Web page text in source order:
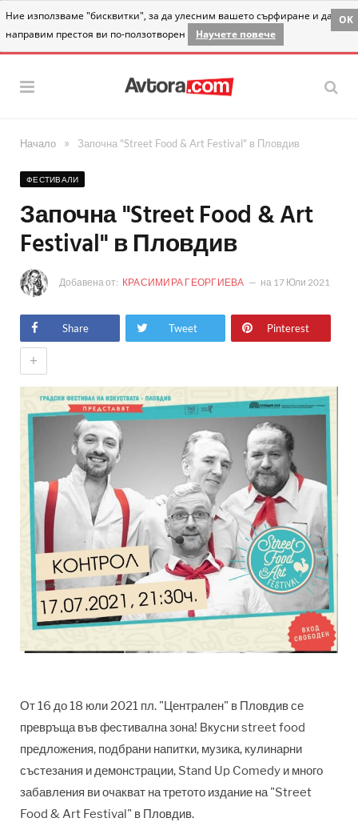
Ние използваме "бисквитки", за да улесним вашето сърфиране и да
направим престоя ви по-ползотворен
Научете повече
OK
Начало » Започна "Street Food & Art Festival" в Пловдив
ФЕСТИВАЛИ
Започна "Street Food & Art
Festival" в Пловдив
Добавена от: КРАСИМИРА ГЕОРГИЕВА на 17 Юли 2021
Share Tweet Pinterest
+
От 16 до 18 юли 2021 пл. "Централен" в Пловдив се
превръща във фестивална зона! Вкусни street food
предложения, подбрани напитки, музика, кулинарни
състезания и демонстрации, Stand Up Comedy и много
забавления ви очакват на третото издание на "Street
Food & Art Festival" в Пловдив.